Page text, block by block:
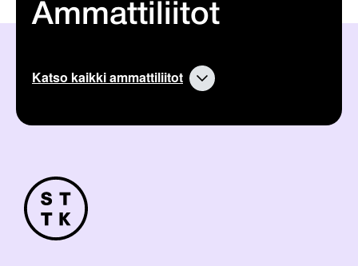
Ammattiliitot
Katso kaikki ammattiliitot